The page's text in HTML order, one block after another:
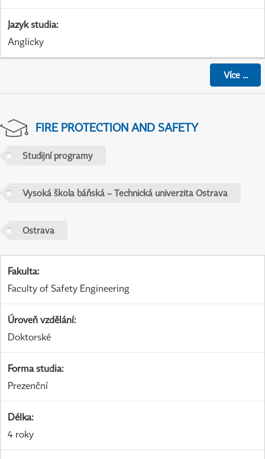
Jazyk studia:
Anglicky
Více...
FIRE PROTECTION AND SAFETY
Studijní programy
Vysoká škola báňská – Technická univerzita Ostrava
Ostrava
Fakulta:
Faculty of Safety Engineering
Úroveň vzdělání:
Doktorské
Forma studia:
Prezenční
Délka:
4 roky